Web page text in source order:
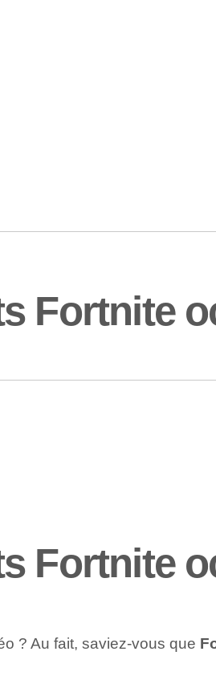
Fortnite
Fortnite
? Au fait, saviez-vous que